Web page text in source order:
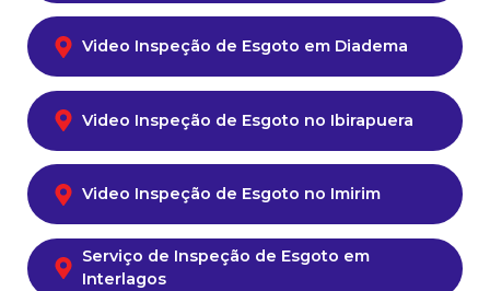
Video Inspeção de Esgoto em Diadema
Video Inspeção de Esgoto no Ibirapuera
Video Inspeção de Esgoto no Imirim
Serviço de Inspeção de Esgoto em
Interlagos